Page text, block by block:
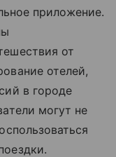
приложение.
от
отелей,
в городе
могут не